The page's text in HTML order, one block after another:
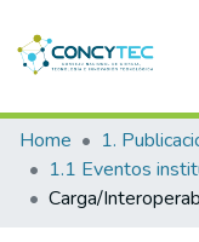
Communities &
Research Outputs
Home
1.1 Eventos